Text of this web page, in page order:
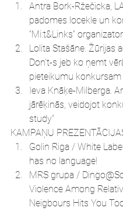
Antra Bork-Ržečicka,
padomes locekle un
“Mi:t&Links”
Lolita Stašāne. Žūrijas
Don’t-s jeb ko ņemt
pieteikumu konkursam
Ieva Knāķe-Milberga.
jārēķinās, veidojot
study”
KAMPAŅU
Golin Riga / White
has no language!
MRS grupa /
Violence Among
Neigbours Hits You